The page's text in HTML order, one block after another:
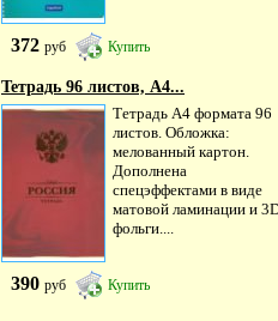
372 руб Купить
Тетрадь 96 листов, А4...
Тетрадь А4 формата 96
листов. Обложка:
мелованный картон.
Дополнена
спецэффектами в виде
матовой ламинации и
фольги....
390 руб Купить